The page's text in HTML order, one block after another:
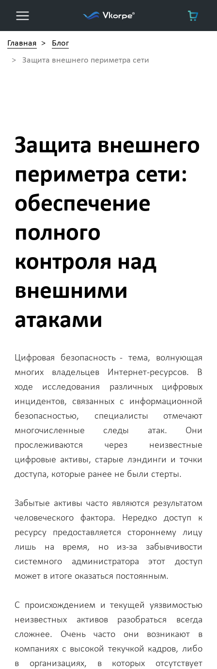
Главная >
Блог
>
Защита внешнего периметра сети
Защита внешнего
периметра сети:
обеспечение
полного
контроля над
внешними
атаками
Цифровая безопасность - тема, волнующая
многих владельцев Интернет-ресурсов. В
ходе исследования различных цифровых
инцидентов, связанных с информационной
безопасностью, специалисты отмечают
многочисленные следы атак. Они
прослеживаются через неизвестные
цифровые активы, старые лэндинги и точки
доступа, которые ранее не были стерты.
Забытые активы часто являются результатом
человеческого фактора. Нередко доступ к
ресурсу предоставляется стороннему лицу
лишь на время, но из-за забывчивости
системного администратора этот доступ
может в итоге оказаться постоянным.
С происхождением и текущей уязвимостью
неизвестных активов разобраться всегда
сложнее. Очень часто они возникают в
компаниях с высокой текучкой кадров, либо
в организациях, в которых отсутствует